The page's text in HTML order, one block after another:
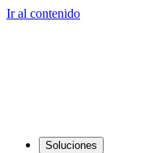
Ir al contenido
Soluciones